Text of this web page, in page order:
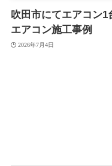
吹田市にてエアコン1
エアコン施工事例
2026年7月4日